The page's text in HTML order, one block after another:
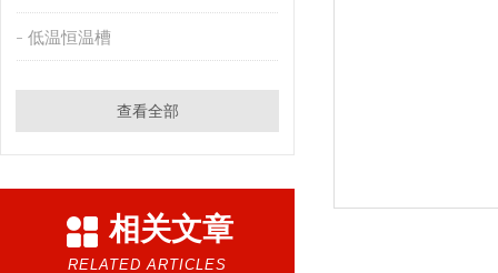
低温恒温槽
查看全部
相关文章
RELATED ARTICLES